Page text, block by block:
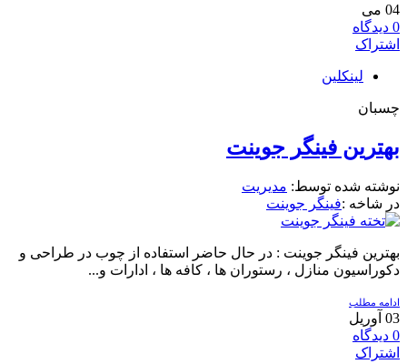
04 می
0 دیدگاه
اشتراک
لینکلین
چسبان
بهترین فینگر جوینت
نوشته شده توسط: مدیریت
در شاخه :فینگر جوینت
بهترین فینگر جوینت : در حال حاضر استفاده از چوب در طراحی و
دکوراسیون منازل ، رستوران ها ، کافه ها ، ادارات و...
ادامه مطلب
03 آوریل
0 دیدگاه
اشتراک